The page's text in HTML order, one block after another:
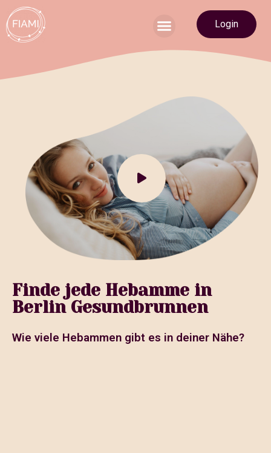
Login
Finde jede Hebamme in
Berlin Gesundbrunnen
Wie viele Hebammen gibt es in deiner Nähe?